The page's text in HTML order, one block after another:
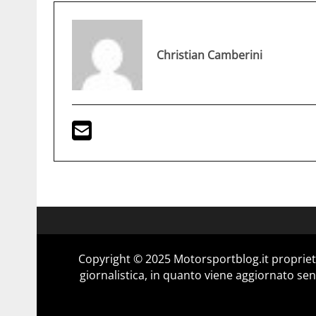
Christian Camberini
Copyright © 2025 Motorsportblog.it
giornalistica, in quanto viene aggiornato